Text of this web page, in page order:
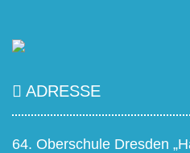
ADRESSE
64. Oberschule Dresden